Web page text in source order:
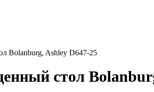
Bolanburg, Ashley D647-25
стол